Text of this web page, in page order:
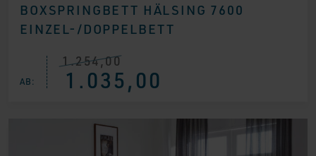
BOXSPRINGBETT HÄLSING 7600
EINZEL-/DOPPELBETT
AB:
1.254,00
Ursprünglicher
Preis
war:1.035,00
Aktueller
Preis
ist: